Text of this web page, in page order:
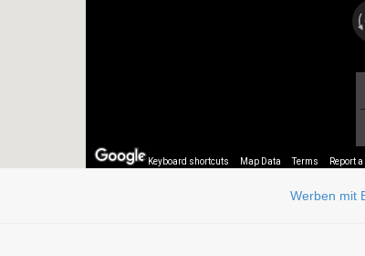
Keyboard shortcuts Map Data Terms Report
Werben mit